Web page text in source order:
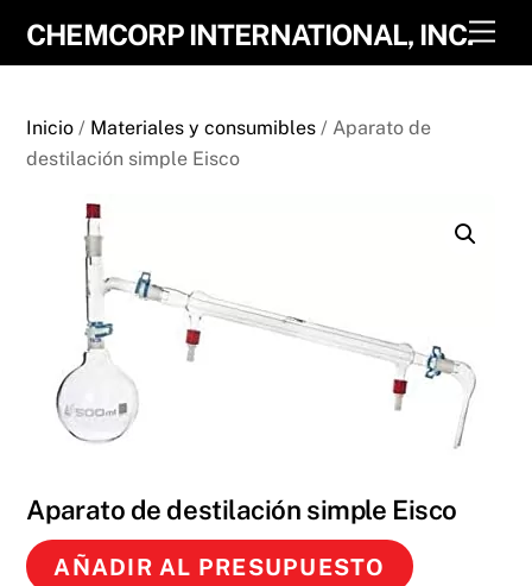
CHEMCORP INTERNATIONAL, INC.
Inicio / Materiales y consumibles / Aparato de
destilación simple Eisco
Aparato de destilación simple Eisco
AÑADIR AL PRESUPUESTO